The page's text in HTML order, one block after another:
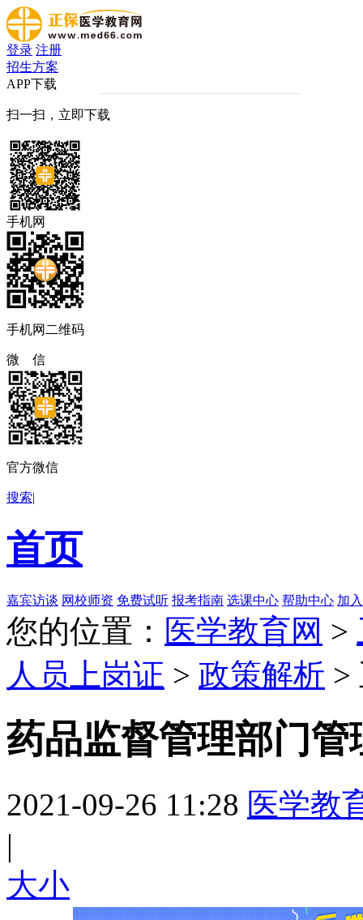
登录 注册
招生方案
APP下载
扫一扫，立即下载
手机网
手机网二维码
微 信
官方微信
搜索|
首页
嘉宾访谈 网校师资 免费试听 报考指南 选课中心 帮助中心 加
您的位置： 医学教育网 >
人员上岗证 > 政策解析 >
药品监督管理部门
2021-09-26 11:28 医学教
|
大小